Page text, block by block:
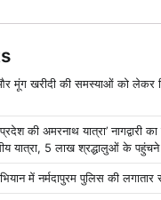
मूंग खरीदी की समस्याओं को लेकर
की अमरनाथ यात्रा’ नागद्वारी
यात्रा, 5 लाख श्रद्धालुओं के
में नर्मदापुरम पुलिस की लगातार